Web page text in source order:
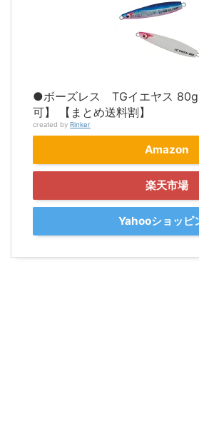
●ボーズレス TGイエヤス 80g
可】 【まとめ送料割】
created by Rinker
Amazon
楽天市場
Yahooショッピ